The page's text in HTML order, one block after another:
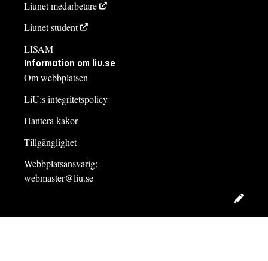
Liunet medarbetare
Liunet student
LISAM
Information om liu.se
Om webbplatsen
LiU:s integritetspolicy
Hantera kakor
Tillgänglighet
Webbplatsansvarig:
webmaster@liu.se